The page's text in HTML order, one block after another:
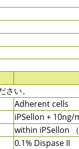
い。
Adherent cells
iPSellon + 10ng/
within iPSellon
0.1% Dispase II